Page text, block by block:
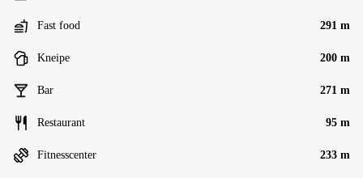
Fast food 291 m
Kneipe 200 m
Bar 271 m
Restaurant 95 m
Fitnesscenter 233 m